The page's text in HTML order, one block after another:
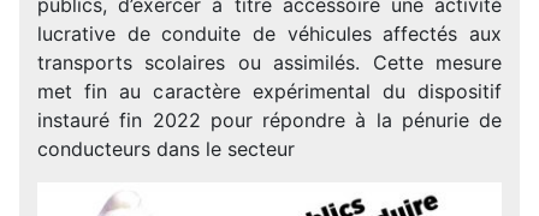
publics, d’exercer à titre accessoire une activité
lucrative de conduite de véhicules affectés aux
transports scolaires ou assimilés. Cette mesure
met fin au caractère expérimental du dispositif
instauré fin 2022 pour répondre à la pénurie de
conducteurs dans le secteur